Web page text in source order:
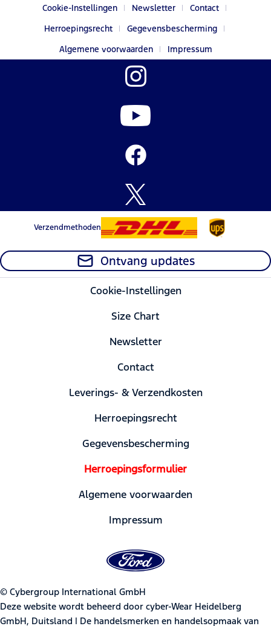
Cookie-Instellingen Newsletter
Contact
Herroepingsrecht
Gegevensbescherming
Algemene voorwaarden
Impressum
Verzendmethoden
Ontvang updates
Cookie-Instellingen
Size Chart
Newsletter
Contact
Leverings- & Verzendkosten
Herroepingsrecht
Gegevensbescherming
Herroepingsformulier
Algemene voorwaarden
Impressum
© Cybergroup International GmbH
Deze website wordt beheerd door cyber-Wear Heidelberg
GmbH, Duitsland | De handelsmerken en handelsopmaak van